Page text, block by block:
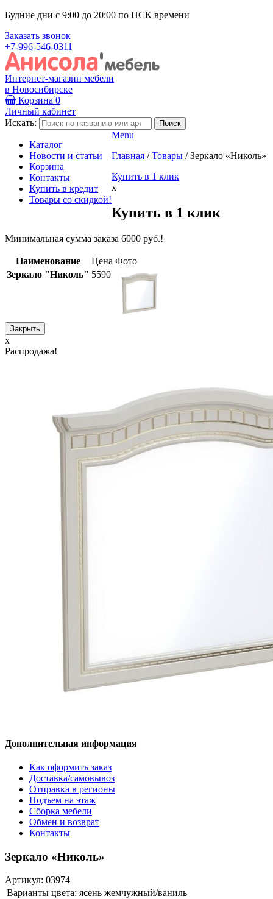
Будние дни с 9:00 до 20:00 по НСК времени
Заказать звонок
+7-996-546-0311
Интернет-магазин мебели
в Новосибирске
Корзина 0
Личный кабинет
Искать:
Каталог
Новости и статьи
Корзина
Контакты
Купить в кредит
Товары со скидкой!
Menu
Главная / Товары / Зеркало «Николь»
Купить в 1 клик
x
Купить в 1 клик
Минимальная сумма заказа 6000 руб.!
Наименование Цена Фото
Зеркало "Николь" 5590
Закрыть
x
Распродажа!
Дополнительная информация
Как оформить заказ
Доставка/самовывоз
Отправка в регионы
Подъем на этаж
Сборка мебели
Обмен и возврат
Контакты
Зеркало «Николь»
Артикул: 03974
Варианты цвета: ясень жемчужный/ваниль